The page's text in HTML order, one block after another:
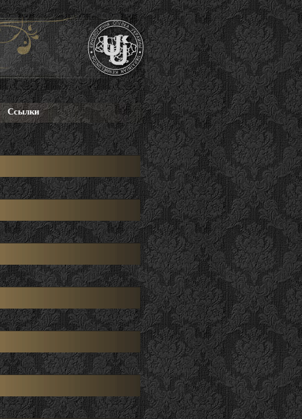
Ссылки